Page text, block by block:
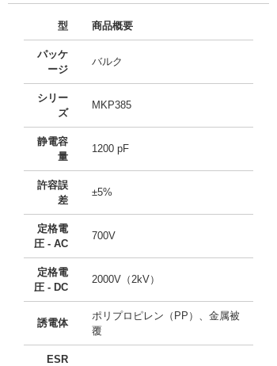
型 商品概要
パッケ
ージ
バルク
シリー
ズ
MKP385
静電容
量
1200 pF
許容誤
差
±5%
定格電
圧 - AC
700V
定格電
圧 - DC
2000V（2kV）
誘電体
ポリプロピレン（PP）、金属被
覆
ESR